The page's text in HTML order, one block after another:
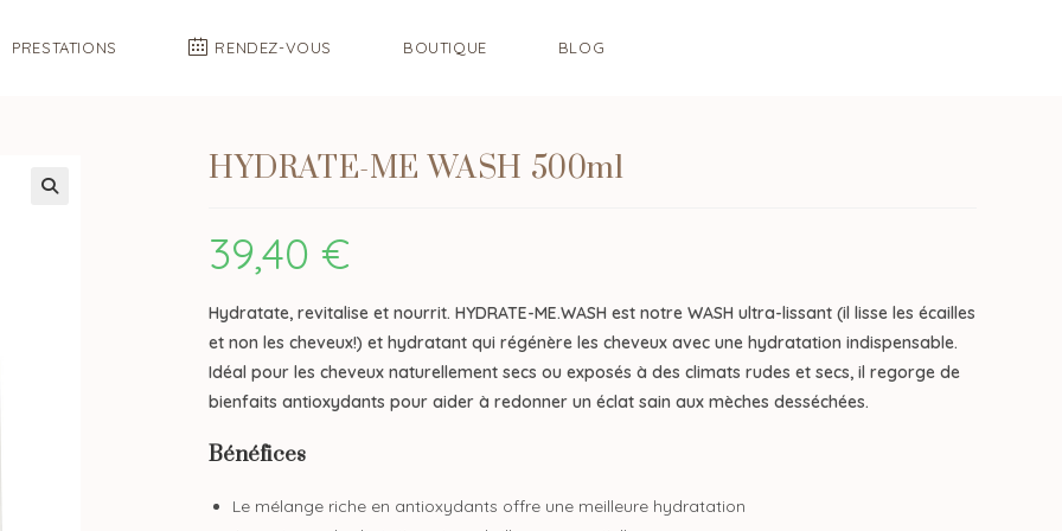
PRESTATIONS RENDEZ-VOUS BOUTIQUE BLOG
HYDRATE-ME WASH 500ml
39,40 €
Hydratate, revitalise et nourrit. HYDRATE-ME.WASH est notre WASH ultra-lissant (il lisse les écailles
et non les cheveux!) et hydratant qui régénère les cheveux avec une hydratation indispensable.
Idéal pour les cheveux naturellement secs ou exposés à des climats rudes et secs, il regorge de
bienfaits antioxydants pour aider à redonner un éclat sain aux mèches desséchées.
Bénéfices
Le mélange riche en antioxydants offre une meilleure hydratation